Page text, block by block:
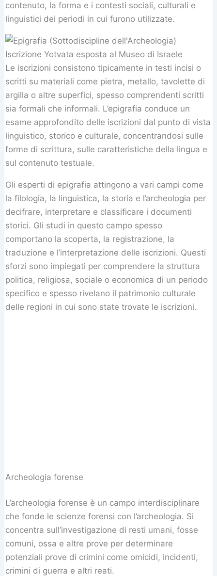
contenuto, la forma e i contesti sociali, culturali e
linguistici dei periodi in cui furono utilizzate.
Iscrizione Yotvata esposta al Museo di Israele
Le iscrizioni consistono tipicamente in testi incisi o
scritti su materiali come pietra, metallo, tavolette di
argilla o altre superfici, spesso comprendenti scritti
sia formali che informali. L’epigrafia conduce un
esame approfondito delle iscrizioni dal punto di vista
linguistico, storico e culturale, concentrandosi sulle
forme di scrittura, sulle caratteristiche della lingua e
sul contenuto testuale.
Gli esperti di epigrafia attingono a vari campi come
la filologia, la linguistica, la storia e l’archeologia per
decifrare, interpretare e classificare i documenti
storici. Gli studi in questo campo spesso
comportano la scoperta, la registrazione, la
traduzione e l’interpretazione delle iscrizioni. Questi
sforzi sono impiegati per comprendere la struttura
politica, religiosa, sociale o economica di un periodo
specifico e spesso rivelano il patrimonio culturale
delle regioni in cui sono state trovate le iscrizioni.
Archeologia forense
L’archeologia forense è un campo interdisciplinare
che fonde le scienze forensi con l’archeologia. Si
concentra sull’investigazione di resti umani, fosse
comuni, ossa e altre prove per determinare
potenziali prove di crimini come omicidi, incidenti,
crimini di guerra e altri reati.